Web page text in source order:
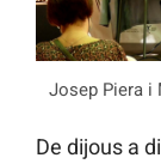
Josep Piera
De dijous a